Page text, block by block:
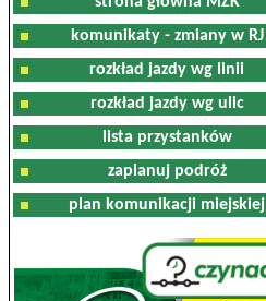
komunikaty - zmiany w RJ
rozkład jazdy wg linii
rozkład jazdy wg ulic
lista przystanków
zaplanuj podróż
plan komunikacji miejskiej